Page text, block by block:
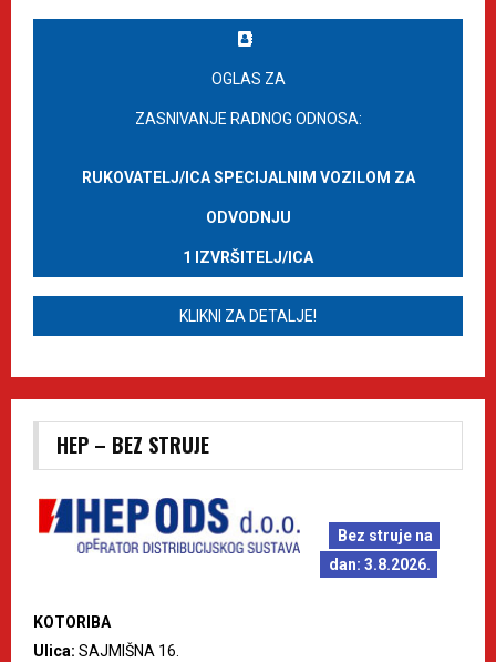
OGLAS ZA
ZASNIVANJE RADNOG ODNOSA:
RUKOVATELJ/ICA SPECIJALNIM VOZILOM ZA
ODVODNJU
1 IZVRŠITELJ/ICA
KLIKNI ZA DETALJE!
HEP – BEZ STRUJE
Bez struje na
dan: 3.8.2026.
KOTORIBA
Ulica: SAJMIŠNA 16.